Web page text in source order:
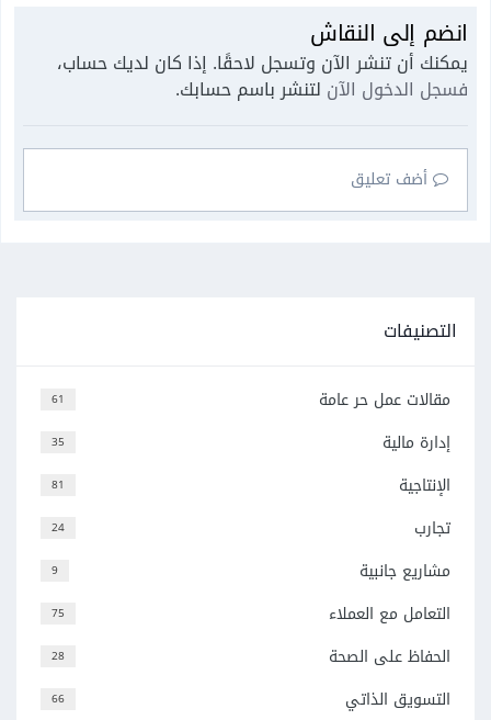
انضم إلى النقاش
يمكنك أن تنشر الآن وتسجل لاحقًا. إذا كان لديك حساب،
فسجل الدخول الآن لتنشر باسم حسابك.
أضف تعليق
التصنيفات
61 مقالات عمل حر عامة
35 إدارة مالية
81 الإنتاجية
24 تجارب
9 مشاريع جانبية
75 التعامل مع العملاء
28 الحفاظ على الصحة
66 التسويق الذاتي